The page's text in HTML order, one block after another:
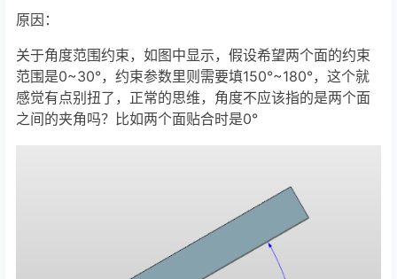
原因：
关于角度范围约束，如图中显示，假设希望两个面的约束
范围是0~30°，约束参数里则需要填150°~180°，这个就
感觉有点别扭了，正常的思维，角度不应该指的是两个面
之间的夹角吗？比如两个面贴合时是0°